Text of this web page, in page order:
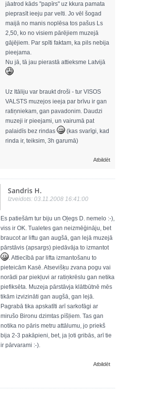
jāatrod kāds "papīrs" uz kkura pamata
pieprasīt ieeju par velti. Jo vēl šogad
maijā no manis noplēsa tos pašus Ls
2,50, ko no visiem pārējiem muzejā
gājējiem. Par spīti faktam, ka pils nebija
pieejama.
Nu jā, tā jau pierastā attieksme Latvijā
Uz Itāliju var braukt droši - tur VISOS
VALSTS muzejos ieeja par brīvu ir gan
ratiņniekam, gan pavadonim. Daudzi
muzeji ir pieejami, un vairumā pat
palaidīs bez rindas
(kas svarīgi, kad
rinda ir, teiksim, 3h garumā)
Atbildēt
Sandris H.
Izveidots: 03.11.2008 16:41:00
Es patiešām tur biju un Oļegs D. nemelo :-),
viss ir OK. Tualetes gan neizmēģināju, bet
braucot ar liftu gan augšā, gan lejā muzejā
pārstāvis (apsargs) piedāvāja to izmantot
. Attiecībā par lifta izmantošanu to
pieteicām Kasē. Atsevišķu zvana pogu vai
norādi par piekļuvi ar ratiņkrēslu gan netika
piefiksēta. Muzeja pārstāvja klātbūtnē mēs
tikām izvizināti gan augšā, gan lejā.
Pagrabā tika apskatīti arī sarkofāgi ar
mirušo Bironu dzimtas pīšļiem. Tas gan
notika no pāris metru attālumu, jo priekš
bija 2-3 pakāpieni, bet, ja ļoti gribās, arī tie
ir pārvarami :-).
Atbildēt